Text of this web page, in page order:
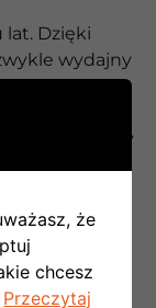
lat. Dzięki
wydajny
współpracy.
Możemy
–
i
utrzymanie
w
że
chcesz
Przeczytaj